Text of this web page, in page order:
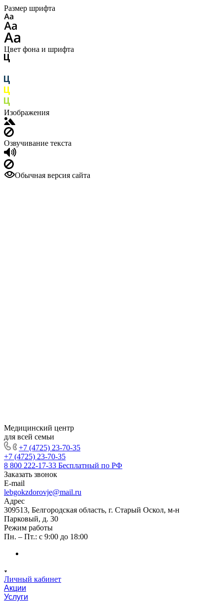
Размер шрифта
Цвет фона и шрифта
Изображения
Озвучивание текста
Обычная версия сайта
Медицинский центр
для всей семьи
+7 (4725) 23-70-35
+7 (4725) 23-70-35
8 800 222-17-33 Бесплатный по РФ
Заказать звонок
E-mail
lebgokzdorovje@mail.ru
Адрес
309513, Белгородская область, г. Старый Оскол, м-н
Парковый, д. 30
Режим работы
Пн. – Пт.: с 9:00 до 18:00
Личный кабинет
Акции
Услуги